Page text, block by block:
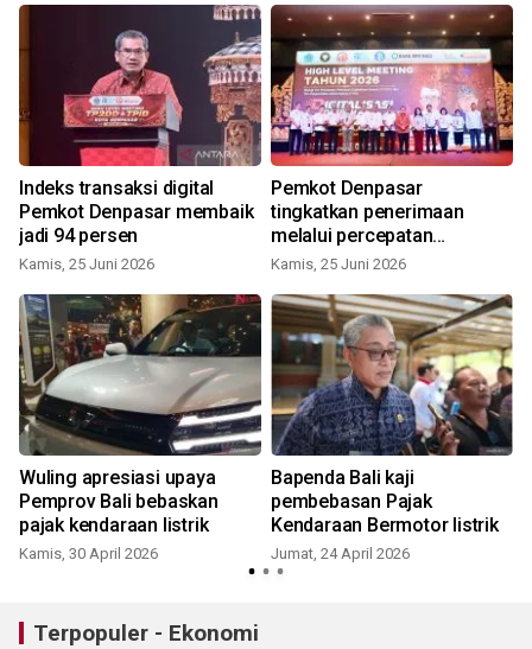
Indeks transaksi digital
Pemkot Denpasar membaik
jadi 94 persen
Kamis, 25 Juni 2026
Pemkot Denpasar
tingkatkan penerimaan
melalui percepatan
digitalisasi pajak daerah
Kamis, 25 Juni 2026
Wuling apresiasi upaya
Pemprov Bali bebaskan
pajak kendaraan listrik
Kamis, 30 April 2026
Bapenda Bali kaji
pembebasan Pajak
Kendaraan Bermotor listrik
Jumat, 24 April 2026
Terpopuler - Ekonomi